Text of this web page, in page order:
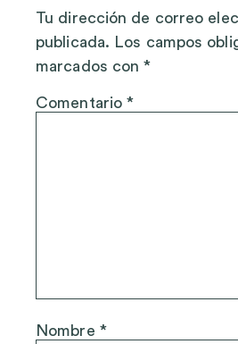
Tu dirección de correo
publicada. Los campos
marcados con*
Comentario*
Nombre *